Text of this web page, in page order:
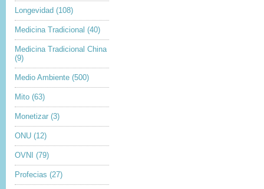
Longevidad (108)
Medicina Tradicional (40)
Medicina Tradicional China
(9)
Medio Ambiente (500)
Mito (63)
Monetizar (3)
ONU (12)
OVNI (79)
Profecias (27)